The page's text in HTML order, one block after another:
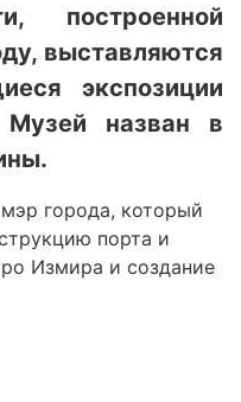
построенной
выставляются
экспозиции
назван в
города, который
порта и
Измира и создание